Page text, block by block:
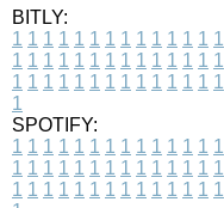
BITLY:
1 1 1 1 1 1 1 1 1 1 1 1 1 1
1 1 1 1 1 1 1 1 1 1 1 1 1 1
1 1 1 1 1 1 1 1 1 1 1 1 1 1
1
SPOTIFY:
1 1 1 1 1 1 1 1 1 1 1 1 1 1
1 1 1 1 1 1 1 1 1 1 1 1 1 1
1 1 1 1 1 1 1 1 1 1 1 1 1 1